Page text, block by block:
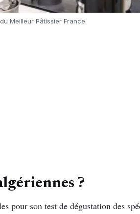
Meilleur Pâtissier France.
?
pour son test de dégustation des